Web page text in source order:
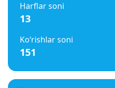
Harflar soni
13
Ko‘rishlar soni
151